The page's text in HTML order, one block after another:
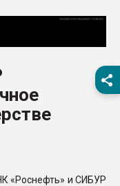
Помощь в подборе
Вакуум-формовочные
Подмосковье, Москва
28.07.2026
первый план в
пластмасс
«Роснефть» и СИБУР